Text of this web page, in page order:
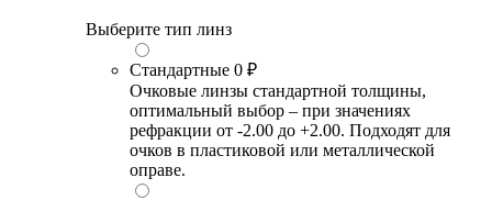
Выберите тип линз
Стандартные 0 ₽
Очковые линзы стандартной толщины,
оптимальный выбор – при значениях
рефракции от -2.00 до +2.00. Подходят для
очков в пластиковой или металлической
оправе.